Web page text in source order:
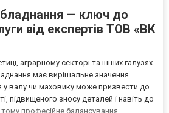
— ключ до
від експертів ТОВ «ВК
аграрному секторі та інших галузях
має вирішальне значення.
у валу чи маховику може призвести до
підвищеного зносу деталей і навіть до
професійне балансування